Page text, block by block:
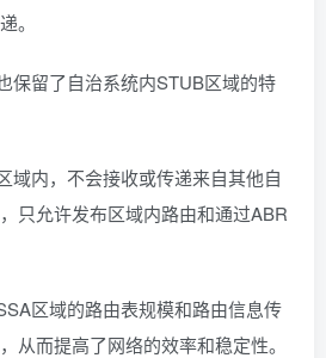
。
保留了自治系统内STUB区域的特
域内，不会接收或传递来自其他自
只允许发布区域内路由和通过ABR
区域的路由表规模和路由信息传
从而提高了网络的效率和稳定性。